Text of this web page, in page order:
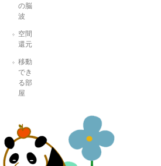
の脳
波
空間
還元
移動
でき
る部
屋